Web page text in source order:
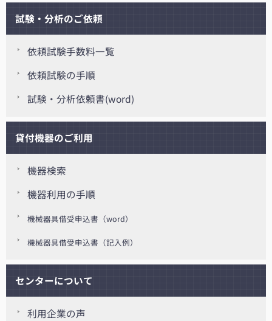
試験・分析のご依頼
依頼試験手数料一覧
依頼試験の手順
試験・分析依頼書(word)
貸付機器のご利用
機器検索
機器利用の手順
機械器具借受申込書（word）
機械器具借受申込書（記入例）
センターについて
利用企業の声